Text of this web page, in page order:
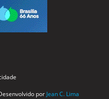
por Jean C. Lima